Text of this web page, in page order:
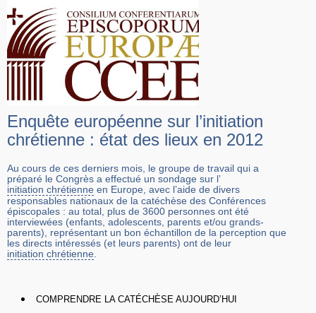
Enquête européenne sur l’initiation
chrétienne : état des lieux en 2012
Au cours de ces derniers mois, le groupe de travail qui a
préparé le Congrès a effectué un sondage sur l’
initiation chrétienne en Europe, avec l’aide de divers
responsables nationaux de la catéchèse des Conférences
épiscopales : au total, plus de 3600 personnes ont été
interviewées (enfants, adolescents, parents et/ou grands-
parents), représentant un bon échantillon de la perception que
les directs intéressés (et leurs parents) ont de leur
initiation chrétienne.
COMPRENDRE LA CATÉCHÈSE AUJOURD’HUI